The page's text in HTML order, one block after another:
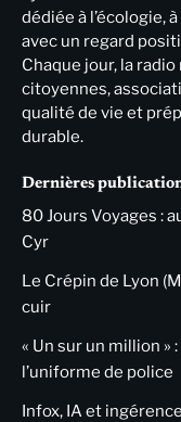
dédiée à l’écologie,
avec un regard
Chaque jour, la
citoyennes,
qualité de vie et
durable.
Dernières
80 Jours Voyages :
Cyr
Le Crépin de Lyon
cuir
« Un sur un million »
l’uniforme de police
Infox, IA et